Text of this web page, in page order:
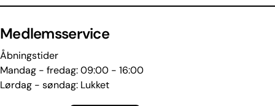
Medlemsservice
Åbningstider
Mandag - fredag: 09:00 - 16:00
Lørdag - søndag: Lukket